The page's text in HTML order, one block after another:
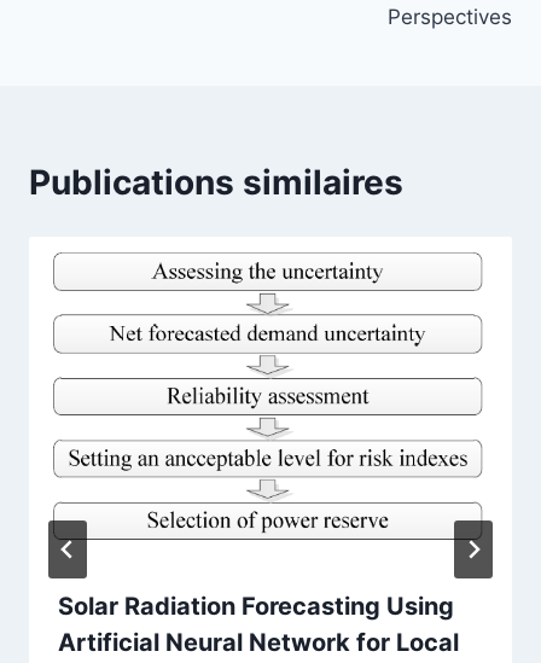
Perspectives
Publications similaires
Solar Radiation Forecasting Using
Artificial Neural Network for Local